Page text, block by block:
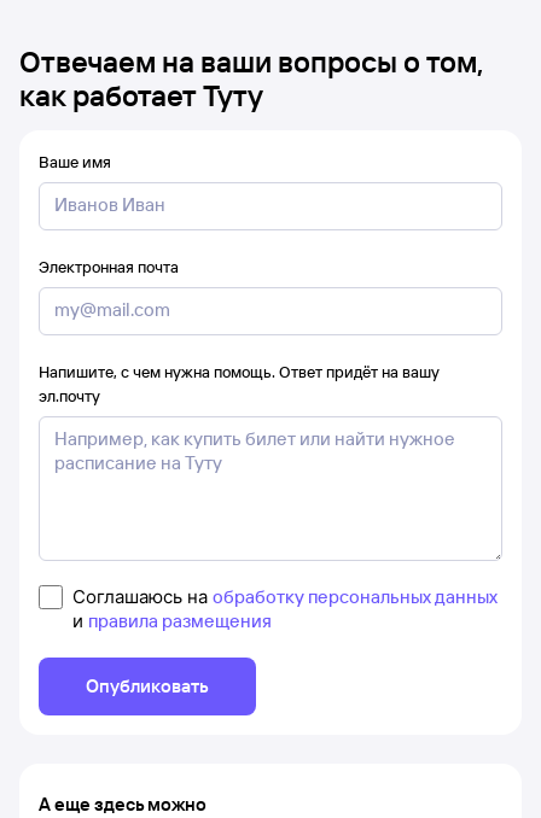
Отвечаем на ваши вопросы о том,
как работает Туту
Ваше имя
Электронная почта
Напишите, с чем нужна помощь. Ответ придёт на вашу
эл.почту
Соглашаюсь на обработку персональных данных
и правила размещения
Опубликовать
А еще здесь можно